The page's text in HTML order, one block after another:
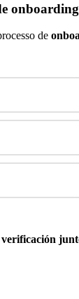
de
verificación